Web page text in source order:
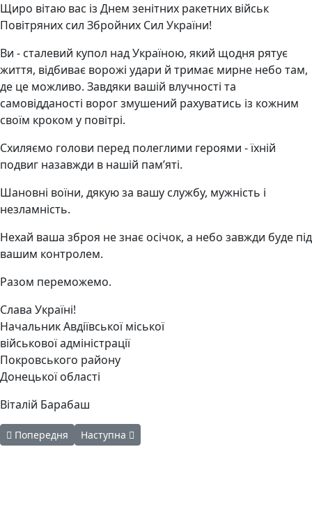
Щиро вітаю вас із Днем зенітних ракетних військ
Повітряних сил Збройних Сил України!
Ви - сталевий купол над Україною, який щодня рятує
життя, відбиває ворожі удари й тримає мирне небо там,
де це можливо. Завдяки вашій влучності та
самовідданості ворог змушений рахуватись із кожним
своїм кроком у повітрі.
Схиляємо голови перед полеглими героями - їхній
подвиг назавжди в нашій пам’яті.
Шановні воїни, дякую за вашу службу, мужність і
незламність.
Нехай ваша зброя не знає осічок, а небо завжди буде під
вашим контролем.
Разом переможемо.
Слава Україні!
Начальник Авдіївської міської
військової адміністрації
Покровського району
Донецької області
Віталій Барабаш
Попередня стаття: ЗАГАЛЬНОНАЦІОНАЛЬНА ХВИЛИНА
Попередня Наступна стаття: Смачне, веселе та
Наступна